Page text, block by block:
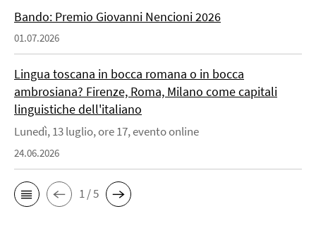
Bando: Premio Giovanni Nencioni 2026
01.07.2026
Lingua toscana in bocca romana o in bocca
ambrosiana? Firenze, Roma, Milano come capitali
linguistiche dell'italiano
Lunedì, 13 luglio, ore 17, evento online
24.06.2026
1 / 5